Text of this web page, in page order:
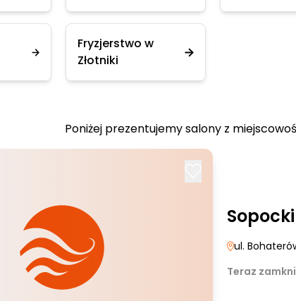
Fryzjerstwo w
Złotniki
Poniżej prezentujemy salony z
ul.
Teraz